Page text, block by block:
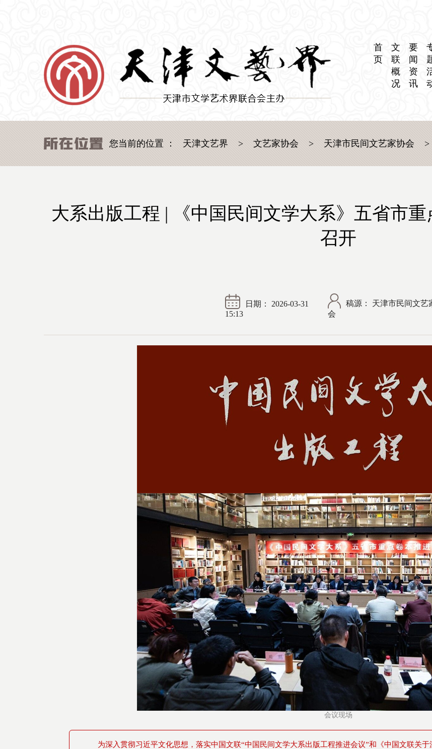
首
页
文
联
概
况
要
闻
资
讯
您当前的位置 ： 天津文艺界 > 文艺家协会 > 天津市民间文艺家协会 >
大系出版工程 | 《中国民间文学大系》五省市
召开
日期： 2026-03-31
15:13
稿源： 天津市民间文艺
会
会议现场
为深入贯彻习近平文化思想，落实中国文联“中国民间文学大系出版工程推进会议”和《中国文联关